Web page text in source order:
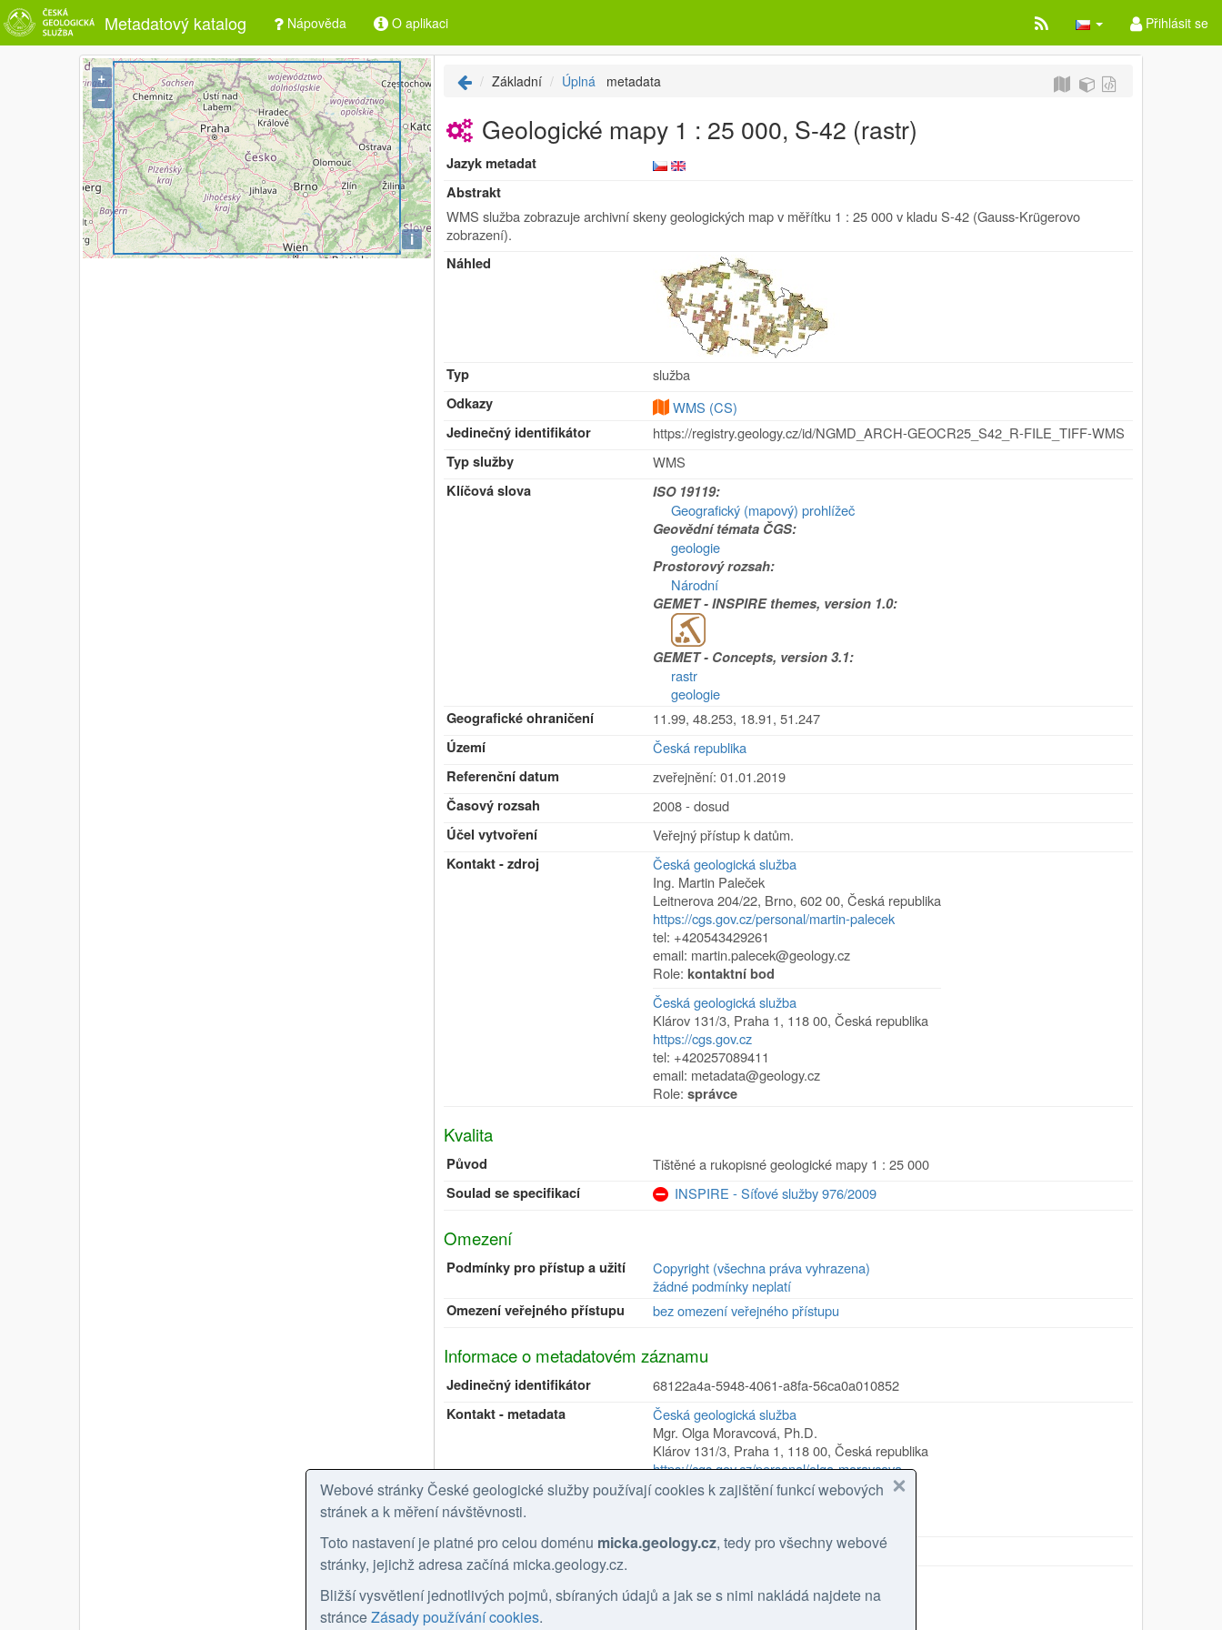
Metadatový katalog Nápověda O aplikaci Přihlásit se
+
−
i
Základní Úplná metadata
Geologické mapy 1 : 25 000, S-42 (rastr)
Jazyk metadat
Abstrakt
WMS služba zobrazuje archivní skeny geologických map v měřítku 1 : 25 000 v kladu S-42 (Gauss-Krügerovo
zobrazení).
Náhled
Typ
služba
Odkazy
WMS (CS)
Jedinečný identifikátor
https://registry.geology.cz/id/NGMD_ARCH-GEOCR25_S42_R-FILE_TIFF-WMS
Typ služby
WMS
Klíčová slova
ISO 19119:
Geografický (mapový) prohlížeč
Geovědní témata ČGS:
geologie
Prostorový rozsah:
Národní
GEMET - INSPIRE themes, version 1.0:
GEMET - Concepts, version 3.1:
rastr
geologie
Geografické ohraničení
11.99, 48.253, 18.91, 51.247
Území
Česká republika
Referenční datum
zveřejnění: 01.01.2019
Časový rozsah
2008 - dosud
Účel vytvoření
Veřejný přístup k datům.
Kontakt - zdroj
Česká geologická služba
Ing. Martin Paleček
Leitnerova 204/22, Brno,602 00,Česká republika
https://cgs.gov.cz/personal/martin-palecek
tel: +420543429261
email: martin.palecek@geology.cz
Role:kontaktní bod
Česká geologická služba
Klárov 131/3, Praha 1, 118 00,Česká republika
https://cgs.gov.cz
tel: +420257089411
email: metadata@geology.cz
Role:správce
Kvalita
Původ
Tištěné a rukopisné geologické mapy 1 : 25 000
Soulad se specifikací
INSPIRE - Síťové služby 976/2009
Omezení
Podmínky pro přístup a užití
Copyright (všechna práva vyhrazena)
žádné podmínky neplatí
Omezení veřejného přístupu
bez omezení veřejného přístupu
Informace o metadatovém záznamu
Jedinečný identifikátor
68122a4a-5948-4061-a8fa-56ca0a010852
Kontakt - metadata
Česká geologická služba
Mgr. Olga Moravcová, Ph.D.
Klárov 131/3, Praha 1, 118 00,Česká republika
https://cgs.gov.cz/personal/olga-moravcova
tel: +420257089445
Aktualizace metadat
27.02.2026
Příbuzné zdroje
Používá zdroje
Webové stránky České geologické služby používají cookies k zajištění funkcí webových
stránek a k měření návštěvnosti.
Toto nastavení je platné pro celou doménu micka.geology.cz, tedy pro všechny webové
stránky, jejichž adresa začíná micka.geology.cz.
Bližší vysvětlení jednotlivých pojmů, sbíraných údajů a jak se s nimi nakládá najdete na
stránceZásady používání cookies.